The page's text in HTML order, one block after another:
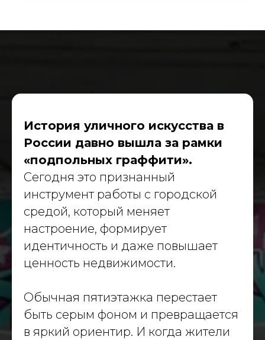
История уличного искусства в
России давно вышла за рамки
«подпольных граффити».
Сегодня это признанный
инструмент работы с городской
средой, который меняет
настроение, формирует
идентичность и даже повышает
ценность недвижимости.
Обычная пятиэтажка перестает
быть серым фоном и превращается
в яркий ориентир. И когда жители
Масштабные проекты
для государства и бизнеса
Навигация
О компании
Портфолио
dislavart@gmail.com
Услуги
Политика конфиденциальности
Материалы
Блог
© 2026 Dislav. Все права защищены